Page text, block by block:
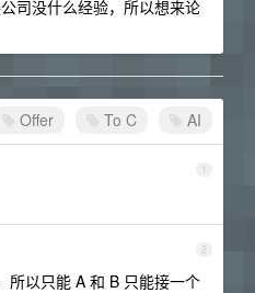
司没什么经验，所以想来论
Offer To C AI
1
2
所以只能 A 和 B 只能接一个